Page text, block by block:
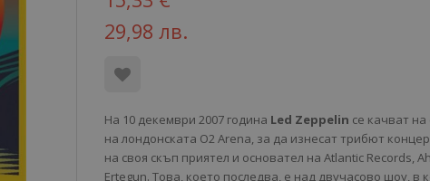
29,98 лв.
На 10 декември 2007 година Led Zeppelin се качват
на лондонската O2 Arena, за да изнесат трибют
на своя скъп приятел и основател на Atlantic Records,
Ertegun. Това, което последва, е над двучасово шоу, в